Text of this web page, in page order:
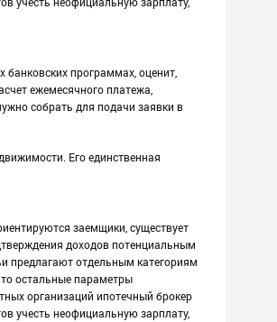
программах, оценит,
ежемесячного платежа,
собрать для подачи заявки в
Его единственная
заемщики, существует
доходов потенциальным
предлагают отдельным категориям
то остальные параметры
организаций ипотечный брокер
учесть неофициальную зарплату,